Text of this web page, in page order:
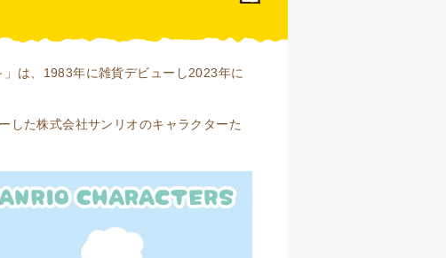
」は、1983年に雑貨デビューし2023年に
した株式会社サンリオのキャラクターた